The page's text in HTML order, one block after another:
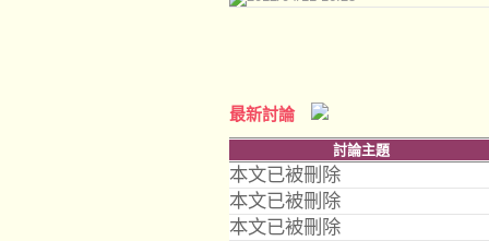
最新討論
討論主題
本文已被刪除
本文已被刪除
本文已被刪除